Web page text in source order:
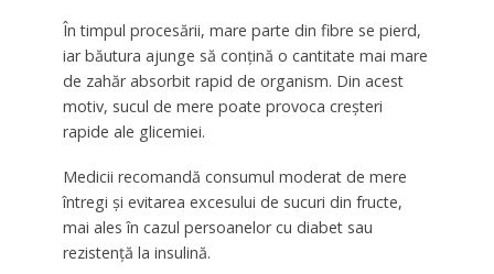
În timpul procesării, mare parte din fibre se pierd,
iar băutura ajunge să conțină o cantitate mai mare
de zahăr absorbit rapid de organism. Din acest
motiv, sucul de mere poate provoca creșteri
rapide ale glicemiei.
Medicii recomandă consumul moderat de mere
întregi și evitarea excesului de sucuri din fructe,
mai ales în cazul persoanelor cu diabet sau
rezistență la insulină.